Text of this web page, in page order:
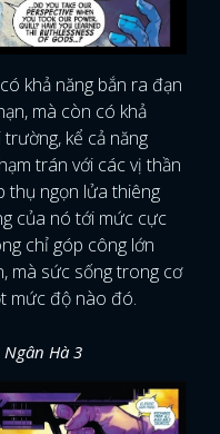
khả năng bắn ra đạn
mà còn có khả
kể cả năng
trán với các vị thần
thụ ngọn lửa thiêng
của nó tới mức cực
chỉ góp công lớn
mà sức sống trong cơ
mức độ nào đó.
Ngân Hà 3